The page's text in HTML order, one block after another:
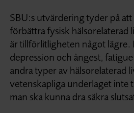
SBU:s utvärdering tyder på
förbättra fysisk hälsorelaterad
är tillförlitligheten något lägre.
depression och ångest,
andra typer av hälsorelaterad
vetenskapliga underlaget inte
man ska kunna dra säkra